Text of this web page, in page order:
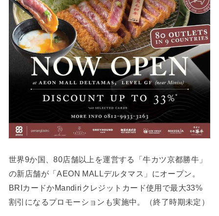
世界9か国、80店舗以上を運営する「牛カツ京都勝牛」
の新店舗が「AEON MALLデルタマス」にオープン。
BRIカードかMandiriクレジットカード使用で最大33%
割引になるプロモーションも実施中。（終了時期未定）